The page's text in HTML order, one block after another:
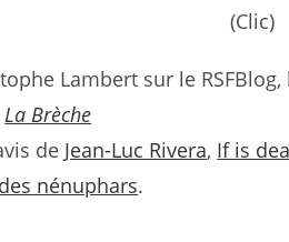
(Clic)
Lambert sur le
La Brèche
de Jean-Luc Rivera, If is
nénuphars.